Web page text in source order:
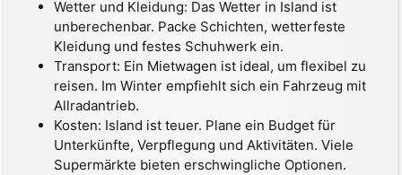
Wetter und Kleidung: Das Wetter in Island ist
unberechenbar. Packe Schichten, wetterfeste
Kleidung und festes Schuhwerk ein.
Transport: Ein Mietwagen ist ideal, um flexibel zu
reisen. Im Winter empfiehlt sich ein Fahrzeug mit
Allradantrieb.
Kosten: Island ist teuer. Plane ein Budget für
Unterkünfte, Verpflegung und Aktivitäten. Viele
Supermärkte bieten erschwingliche Optionen.